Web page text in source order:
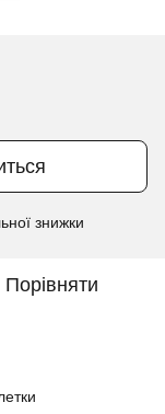
знижки
Порівняти